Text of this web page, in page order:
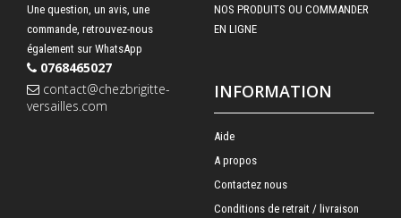
Une question, un avis, une
commande, retrouvez-nous
également sur WhatsApp
0768465027
contact@chezbrigitte-
versailles.com
NOS PRODUITS OU COMMANDER
EN LIGNE
INFORMATION
Aide
A propos
Contactez nous
Conditions de retrait / livraison